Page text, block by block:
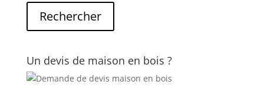
Un devis de maison en bois ?